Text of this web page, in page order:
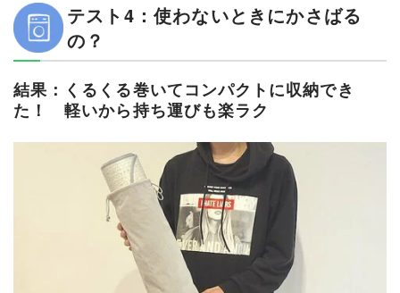
テスト4：使わないときにかさばる
の？
結果：くるくる巻いてコンパクトに収納でき
た！ 軽いから持ち運びも楽ラク